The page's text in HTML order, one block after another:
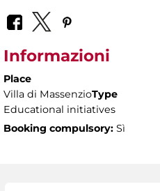
Informazioni
Place
Villa di MassenzioType
Educational initiatives
Booking compulsory: Sì